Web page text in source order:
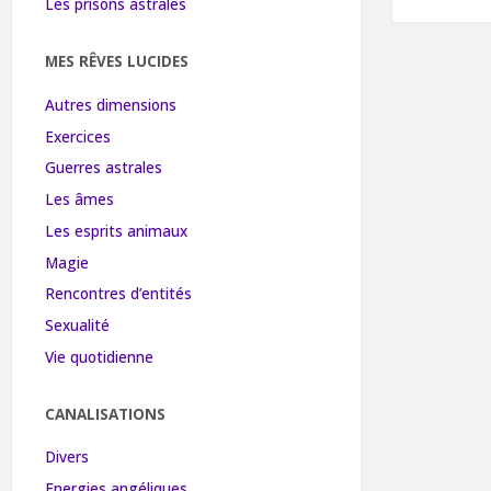
Les prisons astrales
MES RÊVES LUCIDES
Autres dimensions
Exercices
Guerres astrales
Les âmes
Les esprits animaux
Magie
Rencontres d’entités
Sexualité
Vie quotidienne
CANALISATIONS
Divers